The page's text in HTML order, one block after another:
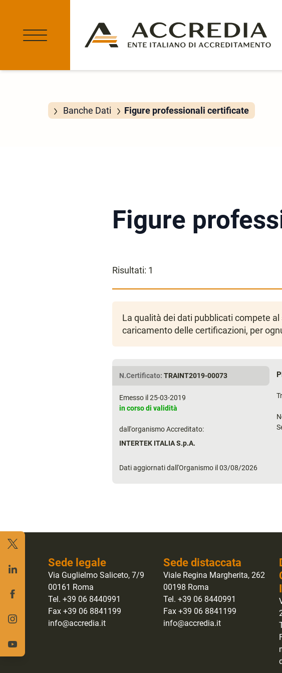
Banche Dati Figure professionali certificate
Figure
Risultati: 1
La qualità dei dati pubblicati compete
caricamento delle certificazioni, per
N.Certificato: TRAINT2019-00073
Emesso il 25-03-2019
in corso di validità
dall'organismo Accreditato:
INTERTEK ITALIA S.p.A.
Dati aggiornati dall'Organismo il 03/08/2026
Sede legale
Via Guglielmo Saliceto, 7/9
00161 Roma
Tel. +39 06 8440991
Fax +39 06 8841199
info@accredia.it
Sede distaccata
Viale Regina Margherita, 262
00198 Roma
Tel. +39 06 8440991
Fax +39 06 8841199
info@accredia.it